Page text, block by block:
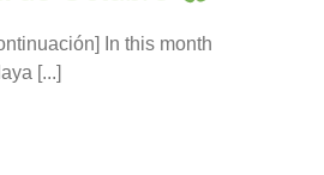
In this month
[...]